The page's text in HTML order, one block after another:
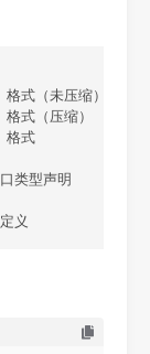
（未压缩）
（压缩）
式
类型声明
义